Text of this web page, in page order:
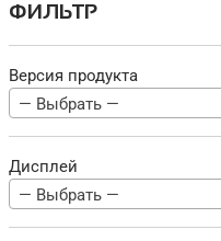
ФИЛЬТР
Версия продукта
— Выбрать —
Дисплей
— Выбрать —